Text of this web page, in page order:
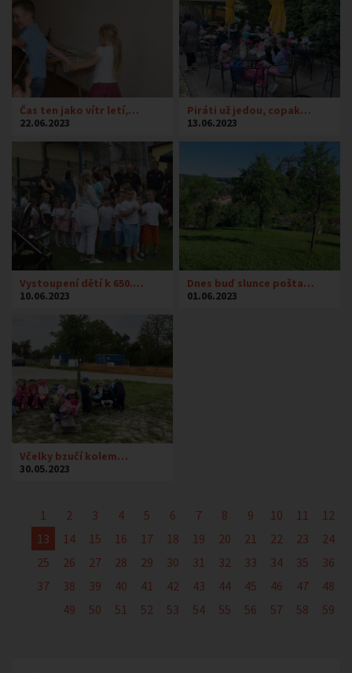
Čas ten jako vítr letí,…
22.06.2023
Piráti už jedou, copak…
13.06.2023
Vystoupení dětí k 650.…
10.06.2023
Dnes buď slunce pošta…
01.06.2023
Včelky bzučí kolem…
30.05.2023
1 2 3 4 5 6 7 8 9 10 11
12
13
14 15 16 17 18 19 20 21 22 23
24
25
26 27 28 29 30 31 32 33 34 35
36
37
38 39 40 41 42 43 44 45 46 47
48
49
50 51 52 53 54 55 56 57 58 59